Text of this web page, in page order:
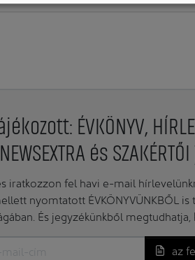
ÉVKÖNYV,
NEWSEXTRA és SZAKÉRTŐI
iratkozzon fel havi e-mail
nyomtatott ÉVKÖNYVÜNKBŐL
És jegyzékünkből megtudhatja,
az